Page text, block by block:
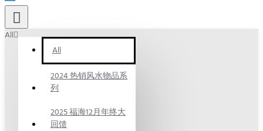
All
All
2024 热销风水物品系
列
2025 福海12月年终大
回馈